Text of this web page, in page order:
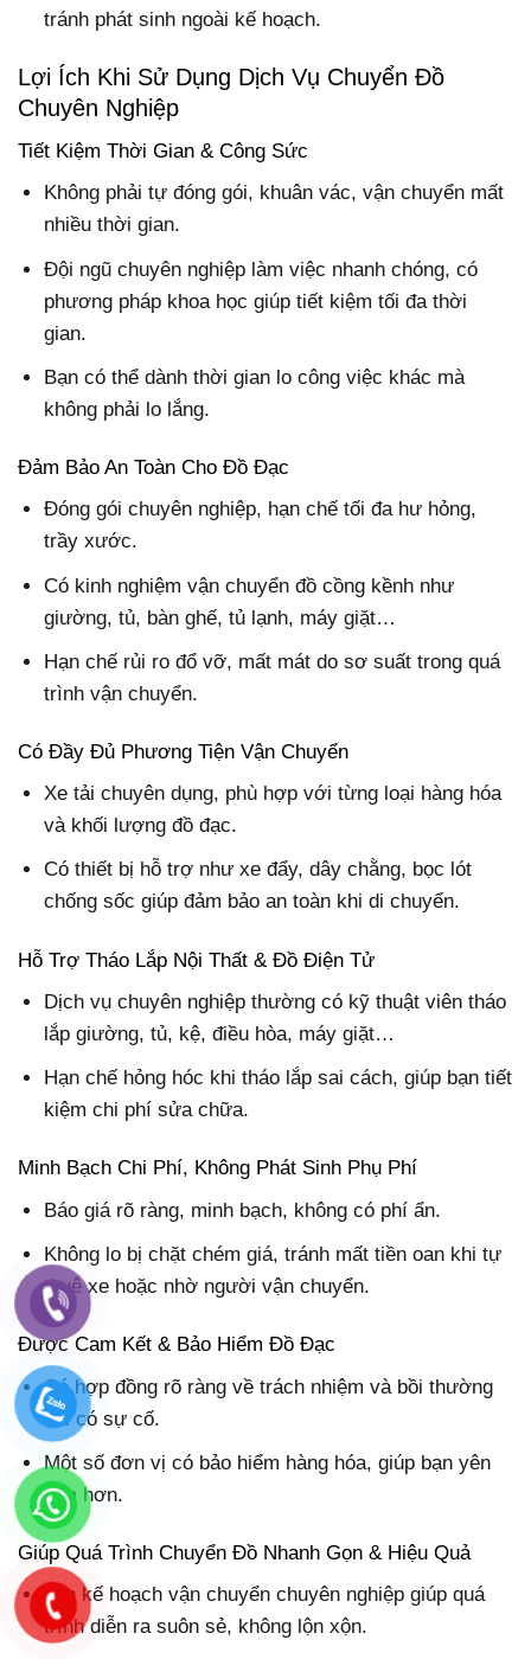
tránh phát sinh ngoài kế hoạch.
Lợi Ích Khi Sử Dụng Dịch Vụ Chuyển Đồ
Chuyên Nghiệp
Tiết Kiệm Thời Gian & Công Sức
Không phải tự đóng gói, khuân vác, vận chuyển mất
nhiều thời gian.
Đội ngũ chuyên nghiệp làm việc nhanh chóng, có
phương pháp khoa học giúp tiết kiệm tối đa thời
gian.
Bạn có thể dành thời gian lo công việc khác mà
không phải lo lắng.
Đảm Bảo An Toàn Cho Đồ Đạc
Đóng gói chuyên nghiệp, hạn chế tối đa hư hỏng,
trầy xước.
Có kinh nghiệm vận chuyển đồ cồng kềnh như
giường, tủ, bàn ghế, tủ lạnh, máy giặt…
Hạn chế rủi ro đổ vỡ, mất mát do sơ suất trong quá
trình vận chuyển.
Có Đầy Đủ Phương Tiện Vận Chuyển
Xe tải chuyên dụng, phù hợp với từng loại hàng hóa
và khối lượng đồ đạc.
Có thiết bị hỗ trợ như xe đẩy, dây chằng, bọc lót
chống sốc giúp đảm bảo an toàn khi di chuyển.
Hỗ Trợ Tháo Lắp Nội Thất & Đồ Điện Tử
Dịch vụ chuyên nghiệp thường có kỹ thuật viên tháo
lắp giường, tủ, kệ, điều hòa, máy giặt…
Hạn chế hỏng hóc khi tháo lắp sai cách, giúp bạn tiết
kiệm chi phí sửa chữa.
Minh Bạch Chi Phí, Không Phát Sinh Phụ Phí
Báo giá rõ ràng, minh bạch, không có phí ẩn.
Không lo bị chặt chém giá, tránh mất tiền oan khi tự
thuê xe hoặc nhờ người vận chuyển.
Được Cam Kết & Bảo Hiểm Đồ Đạc
Có hợp đồng rõ ràng về trách nhiệm và bồi thường
khi có sự cố.
Một số đơn vị có bảo hiểm hàng hóa, giúp bạn yên
tâm hơn.
Giúp Quá Trình Chuyển Đồ Nhanh Gọn & Hiệu Quả
Lên kế hoạch vận chuyển chuyên nghiệp giúp quá
trình diễn ra suôn sẻ, không lộn xộn.